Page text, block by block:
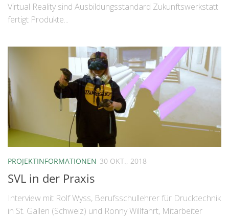
Virtual Reality sind Ausbildungsstandard Zukunftswerkstatt
fertigt Produkte...
PROJEKTINFORMATIONEN 30 OKT., 2018
SVL in der Praxis
Interview mit Rolf Wyss, Berufsschullehrer für Drucktechnik
in St. Gallen (Schweiz) und Ronny Willfahrt, Mitarbeiter